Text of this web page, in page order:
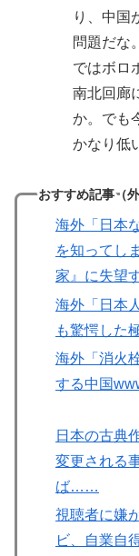
り、中国
問題だな
ではボロ
南北回廊
か。でも
かなり低
おすすめ記事（
海外「日本
を知ってし
家』に失望
海外「日本
も驚愕した
海外「消火
する中国
日本の古典
変更される
ば……
視聴者に嫌
ビ、自業自